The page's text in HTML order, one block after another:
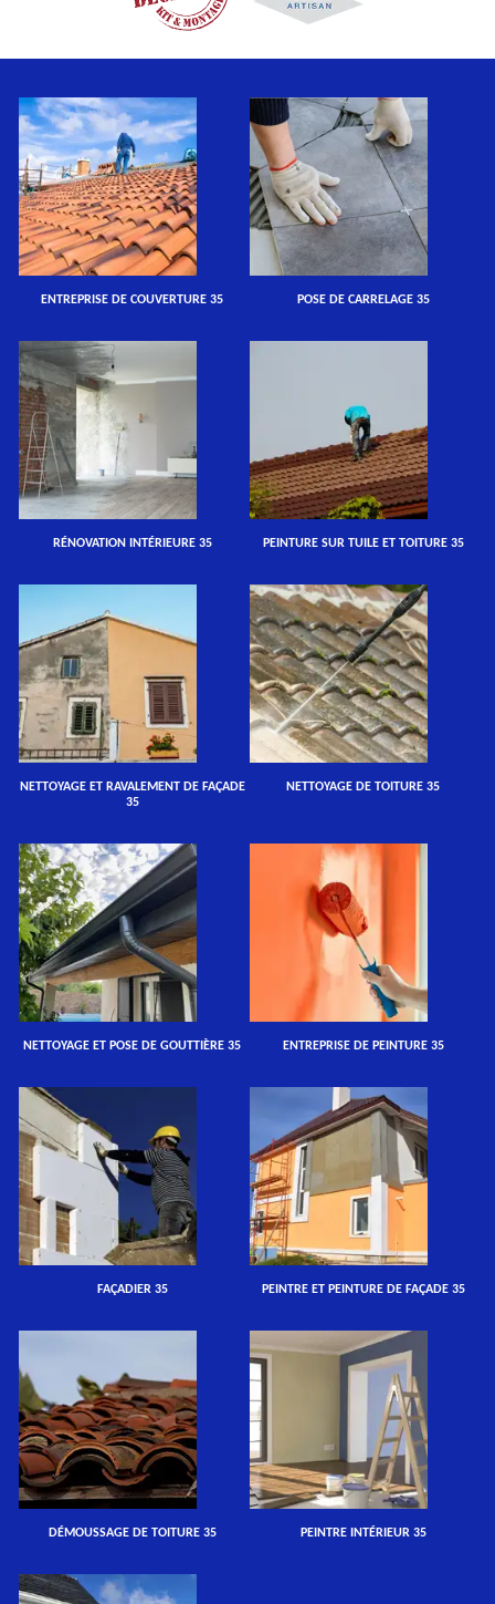
ENTREPRISE DE COUVERTURE 35 POSE DE CARRELAGE 35
RÉNOVATION INTÉRIEURE 35 PEINTURE SUR TUILE ET TOITURE 35
NETTOYAGE ET RAVALEMENT DE FAÇADE
35
NETTOYAGE DE TOITURE 35
NETTOYAGE ET POSE DE GOUTTIÈRE 35 ENTREPRISE DE PEINTURE 35
FAÇADIER 35 PEINTRE ET PEINTURE DE FAÇADE 35
DÉMOUSSAGE DE TOITURE 35 PEINTRE INTÉRIEUR 35